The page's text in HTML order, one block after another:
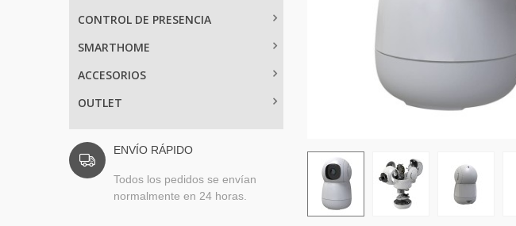
CONTROL DE PRESENCIA
SMARTHOME
ACCESORIOS
OUTLET
ENVÍO RÁPIDO
Todos los pedidos se envían
normalmente en 24 horas.